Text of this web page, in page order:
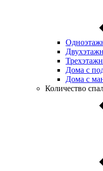
Дома с
Дома с
Количество